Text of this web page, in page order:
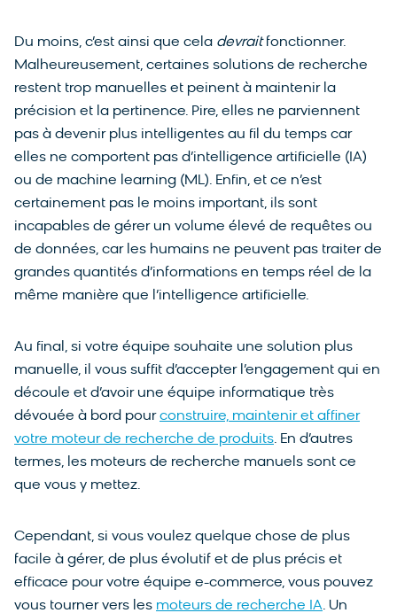
Du moins, c’est ainsi que cela devrait fonctionner.
Malheureusement, certaines solutions de recherche
restent trop manuelles et peinent à maintenir la
précision et la pertinence. Pire, elles ne parviennent
pas à devenir plus intelligentes au fil du temps car
elles ne comportent pas d’intelligence artificielle (IA)
ou de machine learning (ML). Enfin, et ce n’est
certainement pas le moins important, ils sont
incapables de gérer un volume élevé de requêtes ou
de données, car les humains ne peuvent pas traiter de
grandes quantités d’informations en temps réel de la
même manière que l’intelligence artificielle.
Au final, si votre équipe souhaite une solution plus
manuelle, il vous suffit d’accepter l’engagement qui en
découle et d’avoir une équipe informatique très
dévouée à bord pourconstruire, maintenir et affiner
votre moteur de recherche de produits. En d’autres
termes, les moteurs de recherche manuels sont ce
que vous y mettez.
Cependant, si vous voulez quelque chose de plus
facile à gérer, de plus évolutif et de plus précis et
efficace pour votre équipe e-commerce, vous pouvez
vous tourner vers les moteurs de recherche IA. Un